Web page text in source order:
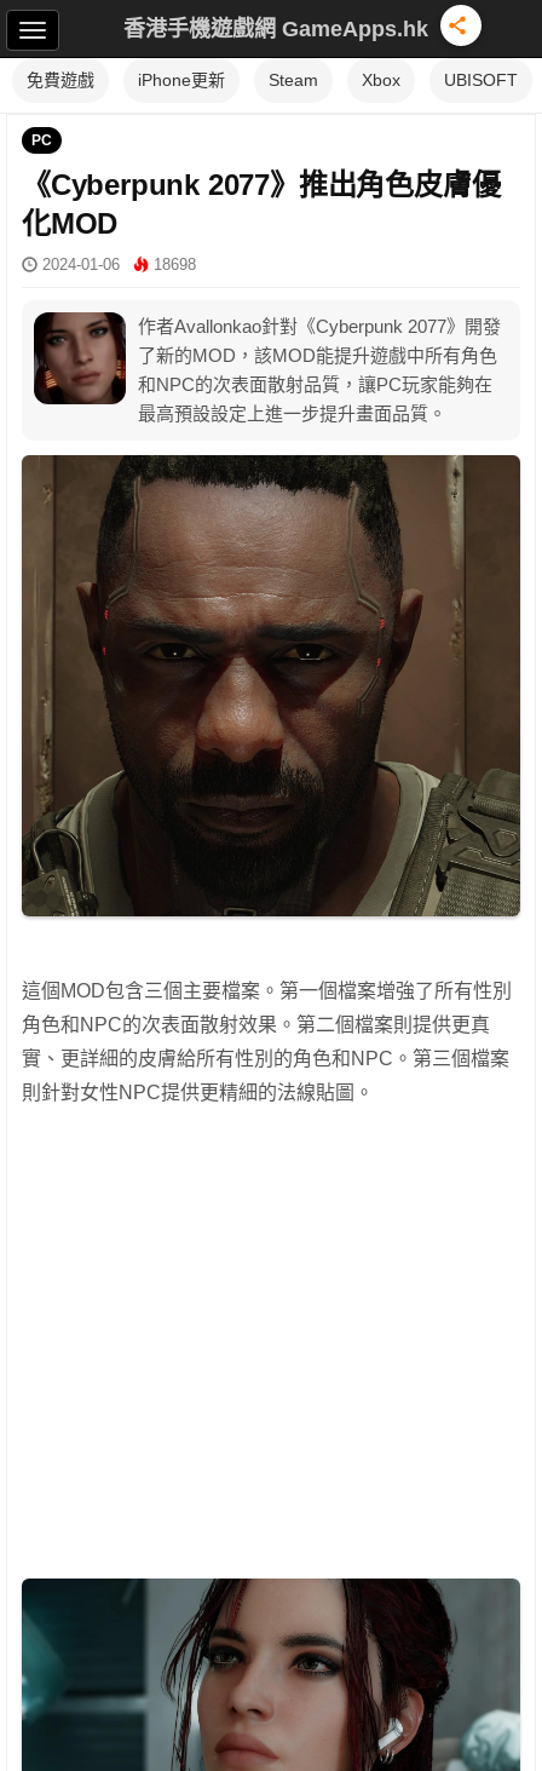
香港手機遊戲網 GameApps.hk
免費遊戲 iPhone更新 Steam Xbox UBISOFT
PC
《Cyberpunk 2077》推出角色皮膚優
化MOD
2024-01-06 18698
作者Avallonkao針對《Cyberpunk 2077》開發
了新的MOD，該MOD能提升遊戲中所有角色
和NPC的次表面散射品質，讓PC玩家能夠在
最高預設設定上進一步提升畫面品質。
這個MOD包含三個主要檔案。第一個檔案增強了所有性別
角色和NPC的次表面散射效果。第二個檔案則提供更真
實、更詳細的皮膚給所有性別的角色和NPC。第三個檔案
則針對女性NPC提供更精細的法線貼圖。